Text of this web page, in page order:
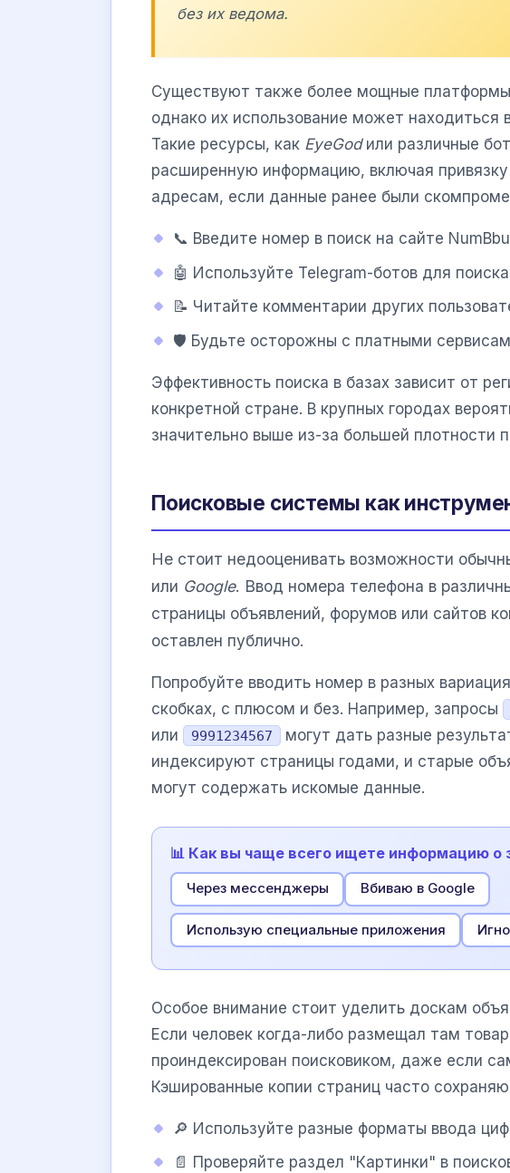
без их ведома.
Существуют также более мощные
однако их использование может находиться
Такие ресурсы, как EyeGodили различные
расширенную информацию, включая
адресам, если данные ранее были
📞 Введите номер в поиск на сайте
🤖 Используйте Telegram-ботов для
📝 Читайте комментарии других
🛡️ Будьте осторожны с платными
Эффективность поиска в базах зависит от
конкретной стране. В крупных городах
значительно выше из-за большей плотности
Поисковые системы как
Не стоит недооценивать возможности
или Google. Ввод номера телефона в
страницы объявлений, форумов или сайтов
оставлен публично.
Попробуйте вводить номер в разных
скобках, с плюсом и без. Например, запросы
или 9991234567
могут дать разные
индексируют страницы годами, и старые
могут содержать искомые данные.
📊 Как вы чаще всего ищете информацию о
Через мессенджеры Вбиваю в Google
Использую специальные приложения
Особое внимание стоит уделить доскам
Если человек когда-либо размещал там
проиндексирован поисковиком, даже если
Кэшированные копии страниц часто
🔎 Используйте разные форматы ввода
📄 Проверяйте раздел "Картинки" в